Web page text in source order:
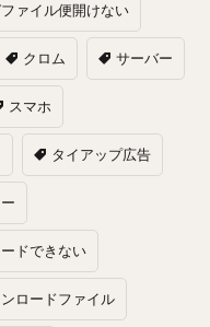
ァイル便開けない
クロム サーバー
スマホ
タイアップ広告
ドできない
ロードファイル